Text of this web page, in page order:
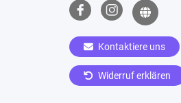
Kontaktiere uns
Widerruf erklären